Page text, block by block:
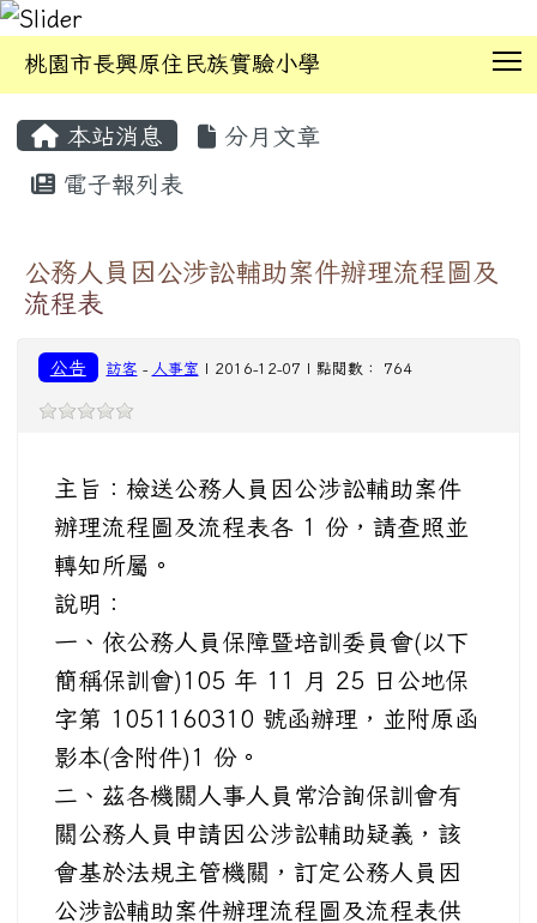
桃園市長興原住民族實驗小學
本站消息
分月文章
電子報列表
公務人員因公涉訟輔助案件辦理流程圖及
流程表
公告 訪客 - 人事室 | 2016-12-07 | 點閱數： 764
主旨：檢送公務人員因公涉訟輔助案件
辦理流程圖及流程表各 1 份，請查照並
轉知所屬。
說明：
一、依公務人員保障暨培訓委員會(以下
簡稱保訓會)105 年 11 月 25 日公地保
字第 1051160310 號函辦理，並附原函
影本(含附件)1 份。
二、茲各機關人事人員常洽詢保訓會有
關公務人員申請因公涉訟輔助疑義，該
會基於法規主管機關，訂定公務人員因
公涉訟輔助案件辦理流程圖及流程表供